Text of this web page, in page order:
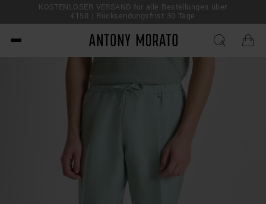
KOSTENLOSER VERSAND für alle Bestellungen über
€150 | Rücksendungsfrist 30 Tage
Antony Morato - Official